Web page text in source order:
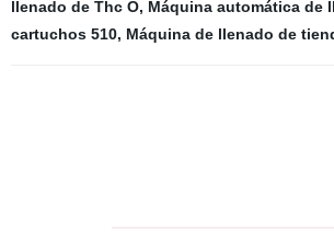
llenado de Thc O, Máquina automática de
cartuchos 510, Máquina de llenado de